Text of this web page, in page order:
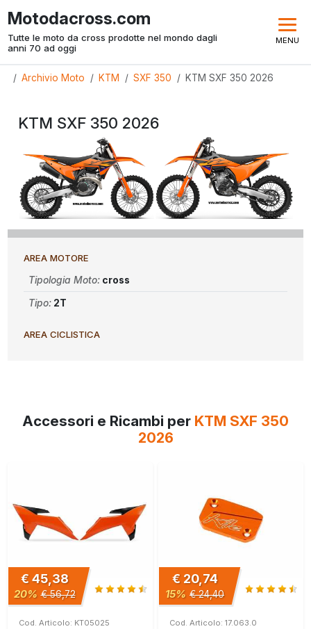
Motodacross.com
Tutte le moto da cross prodotte nel mondo dagli
anni 70 ad oggi
MENU
Archivio Moto KTM SXF 350 KTM SXF 350 2026
KTM SXF 350 2026
AREA MOTORE
Tipologia Moto: cross
Tipo: 2T
AREA CICLISTICA
Accessori e Ricambi per KTM SXF 350
2026
€ 45,38
20% € 56,72
Cod. Articolo: KT05025
€ 20,74
15% € 24,40
Cod. Articolo: 17.063.0